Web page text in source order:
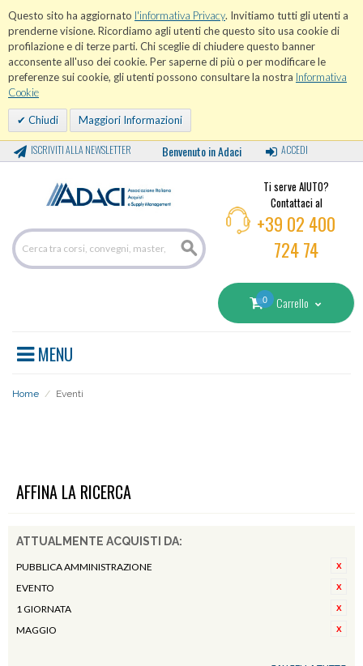
Questo sito ha aggiornato l'informativa Privacy. Invitiamo tutti gli utenti a
prenderne visione. Ricordiamo agli utenti che questo sito usa cookie di
profilazione e di terze parti. Chi sceglie di chiudere questo banner
acconsente all'uso dei cookie. Per saperne di più o per modificare le
preferenze sui cookie, gli utenti possono consultare la nostra Informativa
Cookie
Chiudi Maggiori Informazioni
ISCRIVITI ALLA NEWSLETTER Benvenuto in Adaci ACCEDI
Ti serve AIUTO?
Contattaci al
+39 02 400
724 74
0 Carrello
MENU
Home / Eventi
AFFINA LA RICERCA
ATTUALMENTE ACQUISTI DA:
PUBBLICA AMMINISTRAZIONE
EVENTO
1 GIORNATA
MAGGIO